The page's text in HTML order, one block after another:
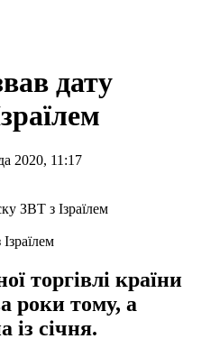
дату
2020, 11:17
торгівлі країни
роки тому, а
із січня.